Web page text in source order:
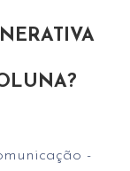
-